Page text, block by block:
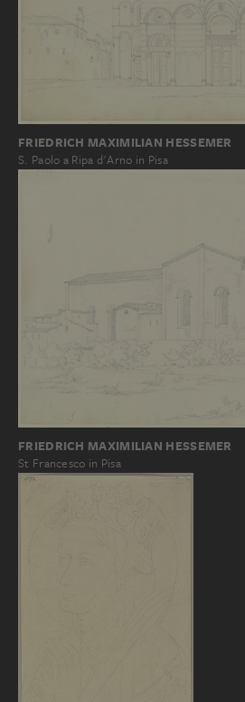
FRIEDRICH MAXIMILIAN HESSEMER
S. Paolo a Ripa d'Arno in Pisa
FRIEDRICH MAXIMILIAN HESSEMER
St Francesco in Pisa